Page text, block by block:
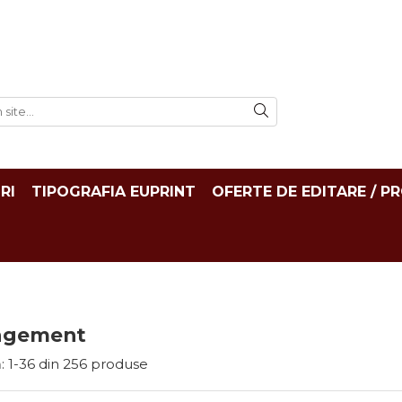
TIPOGRAFIA EUPRINT OFERTE DE EDITARE /
1-36 din 256 produse